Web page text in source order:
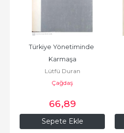
Sepete Ekle
Türkiye Yönetiminde
Karmaşa
Lütfü Duran
Çağdaş
66,89